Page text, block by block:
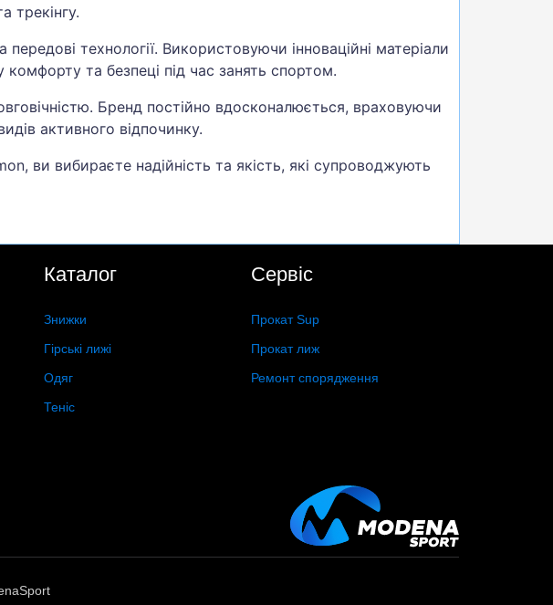
трекінгу.
технології. Використовуючи інноваційні матеріали
та безпеці під час занять спортом.
Бренд постійно вдосконалюється, враховуючи
активного відпочинку.
ви вибираєте надійність та якість, які супроводжують
Каталог
Знижки
Гірські лижі
Одяг
Теніс
Сервіс
Прокат Sup
Прокат лиж
Ремонт спорядження